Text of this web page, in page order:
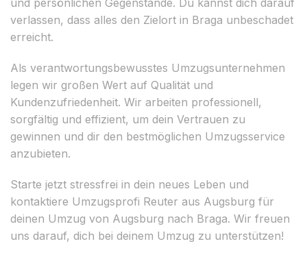
verlassen, dass alles den Zielort in Braga unbeschadet
erreicht.
Als verantwortungsbewusstes Umzugsunternehmen
legen wir großen Wert auf Qualität und
Kundenzufriedenheit. Wir arbeiten professionell,
sorgfältig und effizient, um dein Vertrauen zu
gewinnen und dir den bestmöglichen Umzugsservice
anzubieten.
Starte jetzt stressfrei in dein neues Leben und
kontaktiere Umzugsprofi Reuter aus Augsburg für
deinen Umzug von Augsburg nach Braga. Wir freuen
uns darauf, dich bei deinem Umzug zu unterstützen!